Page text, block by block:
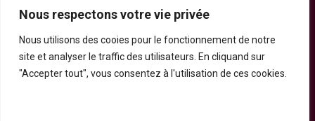
Nous respectons votre vie privée
Nous utilisons des cooies pour le fonctionnement de notre
site et analyser le traffic des utilisateurs. En cliquand sur
"Accepter tout", vous consentez à l'utilisation de ces cookies.
Actualités
FAQ
Nous contacter